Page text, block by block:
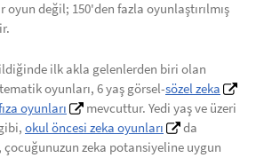
oyun değil; 150'den fazla oyunlaştırılmış
ilk akla gelenlerden biri olan
oyunları, 6 yaş görsel-sözel zeka
oyunları
mevcuttur. Yedi yaş ve üzeri
okul öncesi zeka oyunları
da
çocuğunuzun zeka potansiyeline uygun